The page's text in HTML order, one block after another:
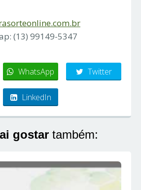
(13) 99149-5347
WhatsApp Twitter
LinkedIn
gostartambém: